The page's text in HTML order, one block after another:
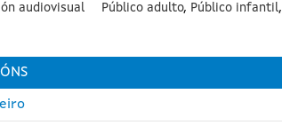
audiovisual Público adulto, Público infantil,